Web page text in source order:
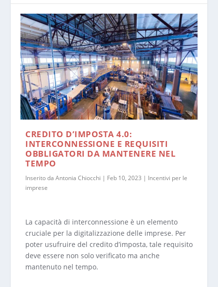
CREDITO D’IMPOSTA 4.0:
INTERCONNESSIONE E REQUISITI
OBBLIGATORI DA MANTENERE NEL
TEMPO
Inserito daAntonia Chiocchi | Feb 10, 2023 | Incentivi per le
imprese
La capacità di interconnessione è un elemento
cruciale per la digitalizzazione delle imprese. Per
poter usufruire del credito d’imposta, tale requisito
deve essere non solo verificato ma anche
mantenuto nel tempo.